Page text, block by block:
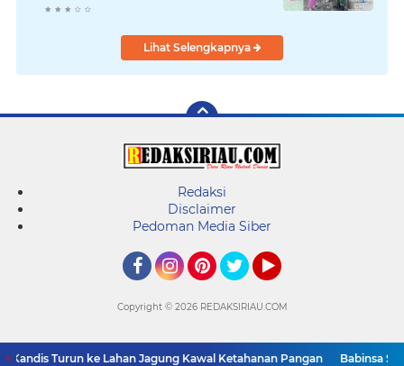
Lihat Selengkapnya
Redaksi
Disclaimer
Pedoman Media Siber
Turun ke Lahan Jagung Kawal Ketahanan Pangan Babinsa Sertu
Copyright © 2026 REDAKSIRIAU.COM